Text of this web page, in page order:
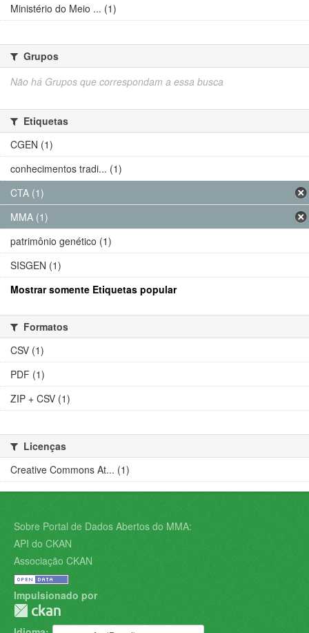
Ministério do Meio ... (1)
Grupos
Não há Grupos que correspondam a essa busca
Etiquetas
CGEN (1)
conhecimentos tradi... (1)
CTA (1)
MMA (1)
patrimônio genético (1)
SISGEN (1)
Mostrar somente Etiquetas popular
Formatos
CSV (1)
PDF (1)
ZIP + CSV (1)
Licenças
Creative Commons At... (1)
Sobre Portal de Dados Abertos do MMA:
API do CKAN
Associação CKAN
Impulsionado por